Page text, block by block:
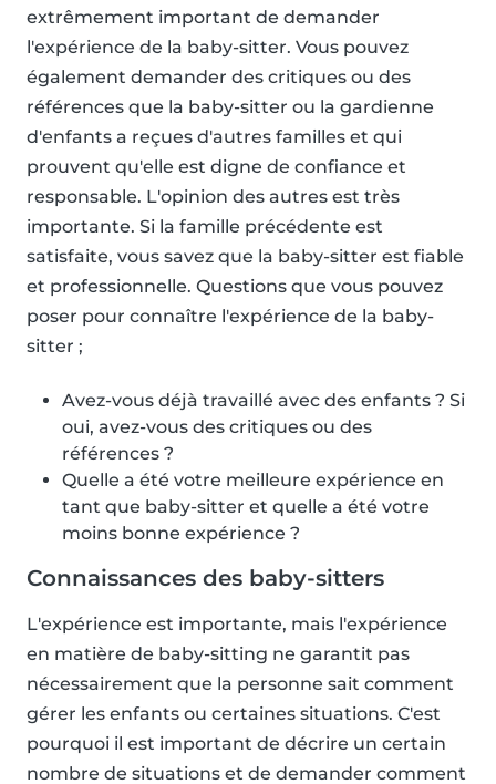
extrêmement important de demander
l'expérience de la baby-sitter. Vous pouvez
également demander des critiques ou des
références que la baby-sitter ou la gardienne
d'enfants a reçues d'autres familles et qui
prouvent qu'elle est digne de confiance et
responsable. L'opinion des autres est très
importante. Si la famille précédente est
satisfaite, vous savez que la baby-sitter est fiable
et professionnelle. Questions que vous pouvez
poser pour connaître l'expérience de la baby-
sitter ;
Avez-vous déjà travaillé avec des enfants ? Si
oui, avez-vous des critiques ou des
références ?
Quelle a été votre meilleure expérience en
tant que baby-sitter et quelle a été votre
moins bonne expérience ?
Connaissances des baby-sitters
L'expérience est importante, mais l'expérience
en matière de baby-sitting ne garantit pas
nécessairement que la personne sait comment
gérer les enfants ou certaines situations. C'est
pourquoi il est important de décrire un certain
nombre de situations et de demander comment